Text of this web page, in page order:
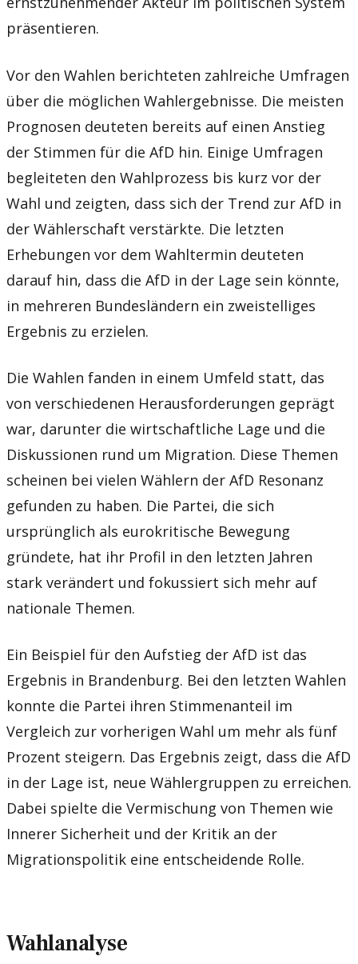
präsentieren.
Vor den Wahlen berichteten zahlreiche Umfragen
über die möglichen Wahlergebnisse. Die meisten
Prognosen deuteten bereits auf einen Anstieg
der Stimmen für die AfD hin. Einige Umfragen
begleiteten den Wahlprozess bis kurz vor der
Wahl und zeigten, dass sich der Trend zur AfD in
der Wählerschaft verstärkte. Die letzten
Erhebungen vor dem Wahltermin deuteten
darauf hin, dass die AfD in der Lage sein könnte,
in mehreren Bundesländern ein zweistelliges
Ergebnis zu erzielen.
Die Wahlen fanden in einem Umfeld statt, das
von verschiedenen Herausforderungen geprägt
war, darunter die wirtschaftliche Lage und die
Diskussionen rund um Migration. Diese Themen
scheinen bei vielen Wählern der AfD Resonanz
gefunden zu haben. Die Partei, die sich
ursprünglich als eurokritische Bewegung
gründete, hat ihr Profil in den letzten Jahren
stark verändert und fokussiert sich mehr auf
nationale Themen.
Ein Beispiel für den Aufstieg der AfD ist das
Ergebnis in Brandenburg. Bei den letzten Wahlen
konnte die Partei ihren Stimmenanteil im
Vergleich zur vorherigen Wahl um mehr als fünf
Prozent steigern. Das Ergebnis zeigt, dass die AfD
in der Lage ist, neue Wählergruppen zu erreichen.
Dabei spielte die Vermischung von Themen wie
Innerer Sicherheit und der Kritik an der
Migrationspolitik eine entscheidende Rolle.
Wahlanalyse